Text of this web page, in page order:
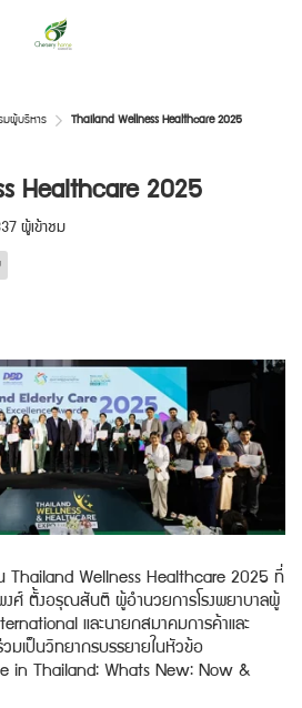
มผู้บริหาร Thailand Wellness Healthcare 2025
Healthcare 2025
ผู้เข้าชม
Wellness Healthcare 2025 ที่
งศ์ ตั้งอรุณสันติ ผู้อำนวยการโรงพยาบาลผู้
และนายกสมาคมการค้าและ
มเป็นวิทยากรบรรยายในหัวข้อ
in Thailand: Whats New: Now &